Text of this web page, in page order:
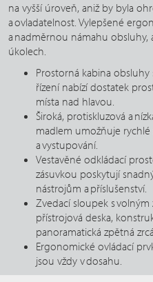
na vyšší úroveň, aniž by byla
a ovladatelnost. Vylepšené
a nadměrnou námahu obsluhy,
úkolech.
Prostorná kabina
řízení nabízí dostatek
místa nad hlavou.
Široká, protiskluzová a
madlem umožňuje
a vystupování.
Vestavěné odkládací
zásuvkou poskytují
nástrojům a příslušenství.
Zvedací sloupek s
přístrojová deska,
panoramatická zpětná
Ergonomické ovládací
jsou vždy v dosahu.